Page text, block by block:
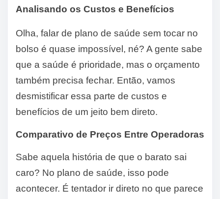
Analisando os Custos e Benefícios
Olha, falar de plano de saúde sem tocar no
bolso é quase impossível, né? A gente sabe
que a saúde é prioridade, mas o orçamento
também precisa fechar. Então, vamos
desmistificar essa parte de custos e
benefícios de um jeito bem direto.
Comparativo de Preços Entre Operadoras
Sabe aquela história de que o barato sai
caro? No plano de saúde, isso pode
acontecer. É tentador ir direto no que parece